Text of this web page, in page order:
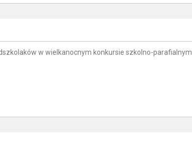
w wielkanocnym konkursie szkolno-parafialnym.